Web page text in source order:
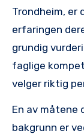
Trondheim, er
erfaringen
grundig
faglige
velger⁣ riktig
En av måtene
bakgrunn er